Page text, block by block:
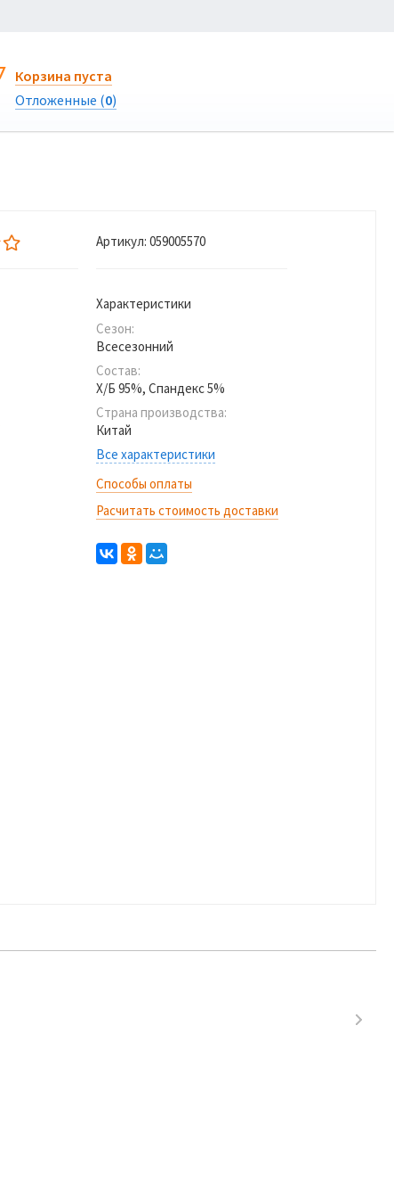
Корзина пуста
Отложенные (0)
Артикул: 059005570
Характеристики
Сезон:
Всесезонний
Состав:
Х/Б 95%, Спандекс 5%
Страна производства:
Китай
Все характеристики
Способы оплаты
Расчитать стоимость доставки